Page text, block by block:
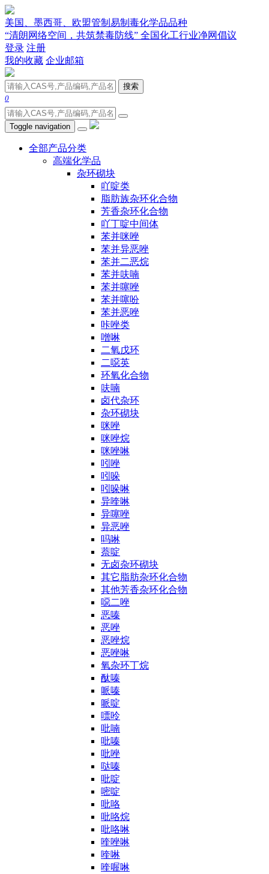
美国、墨西哥、欧盟管制易制毒化学品品种
“清朗网络空间，共筑禁毒防线” 全国化工行业净网倡议
登录 注册
我的收藏 企业邮箱
搜索
0
Toggle navigation
全部产品分类
高端化学品
杂环砌块
吖啶类
脂肪族杂环化合物
芳香杂环化合物
吖丁啶中间体
苯并咪唑
苯并异恶唑
苯并二恶烷
苯并呋喃
苯并噻唑
苯并噻吩
苯并恶唑
咔唑类
噌啉
二氧戊环
二噁英
环氧化合物
呋喃
卤代杂环
杂环砌块
咪唑
咪唑烷
咪唑啉
吲唑
吲哚
吲哚啉
异喹啉
异噻唑
异恶唑
吗啉
萘啶
无卤杂环砌块
其它脂肪杂环化合物
其他芳香杂环化合物
噁二唑
恶嗪
恶唑
恶唑烷
恶唑啉
氧杂环丁烷
酞嗪
哌嗪
哌啶
嘌呤
吡喃
吡嗪
吡唑
哒嗪
吡啶
嘧啶
吡咯
吡咯烷
吡咯啉
喹唑啉
喹啉
喹喔啉